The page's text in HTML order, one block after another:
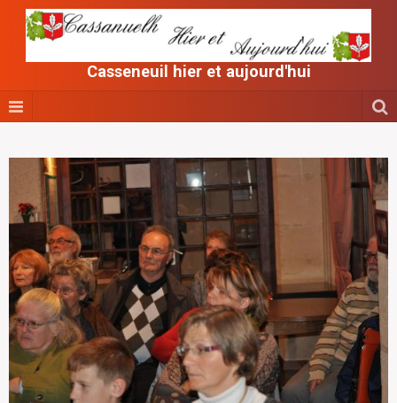
Casseneuil hier et aujourd'hui